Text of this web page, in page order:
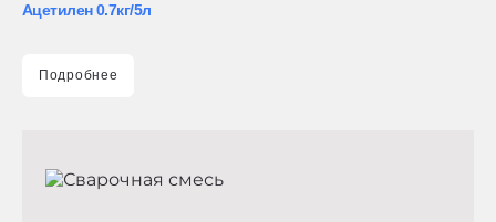
Ацетилен 0.7кг/5л
Подробнее